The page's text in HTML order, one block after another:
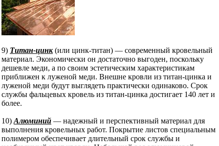
9) Титан-цинк(или цинк-титан) — современный кровельный
материал. Экономически он достаточно выгоден, поскольку
дешевле меди, а по своим эстетическим характеристикам
приближен к луженой меди. Внешне кровли из титан-цинка и
луженой меди будут выглядеть практически одинаково. Срок
службы фальцевых кровель из титан-цинка достигает 140 лет и
более.
10) Алюминий — надежный и перспективный материал для
выполнения кровельных работ. Покрытие листов специальным
полимером обеспечивает длительный срок службы и